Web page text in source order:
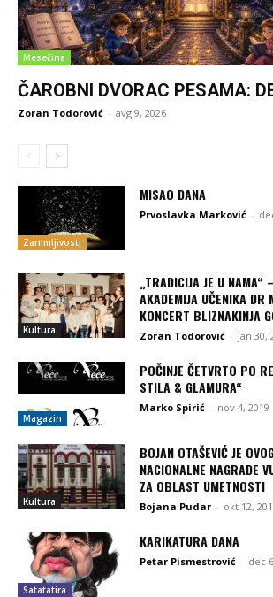
Mesečina
ČAROBNI DVORAC PESAMA:
Zoran Todorović - avg 9, 2026
Zanimljivosti
MISAO DANA
Prvoslavka Marković -
Kultura
„TRADICIJA JE U NAMA“
AKADEMIJA UČENIKA DR
KONCERT BLIZNAKINJA
Zoran Todorović - jan 30,
Magazin
POČINJE ČETVRTO PO
STILA & GLAMURA“
Marko Spirić - nov 4, 2019
Kultura
BOJAN OTAŠEVIĆ JE
NACIONALNE NAGRADE
ZA OBLAST UMETNOSTI
Bojana Pudar - okt 12,
Satatatira
KARIKATURA DANA
Petar Pismestrović - dec